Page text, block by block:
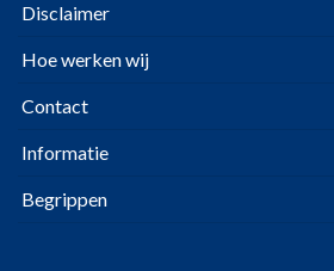
Disclaimer
Hoe werken wij
Contact
Informatie
Begrippen